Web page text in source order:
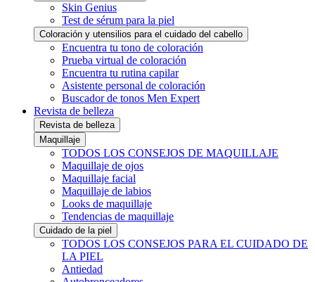
Skin Genius
Test de sérum para la piel
Coloración y utensilios para el cuidado del cabello
Encuentra tu tono de coloración
Prueba virtual de coloración
Encuentra tu rutina capilar
Asistente personal de coloración
Buscador de tonos Men Expert
Revista de belleza
Revista de belleza
Maquillaje
TODOS LOS CONSEJOS DE MAQUILLAJE
Maquillaje de ojos
Maquillaje facial
Maquillaje de labios
Looks de maquillaje
Tendencias de maquillaje
Cuidado de la piel
TODOS LOS CONSEJOS PARA EL CUIDADO DE
LA PIEL
Antiedad